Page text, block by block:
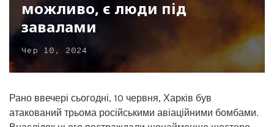
можливо, є люди під
завалами
Чер 10, 2024
Рано ввечері сьогодні, 10 червня, Харків був
атакований трьома російськими авіаційними бомбами.